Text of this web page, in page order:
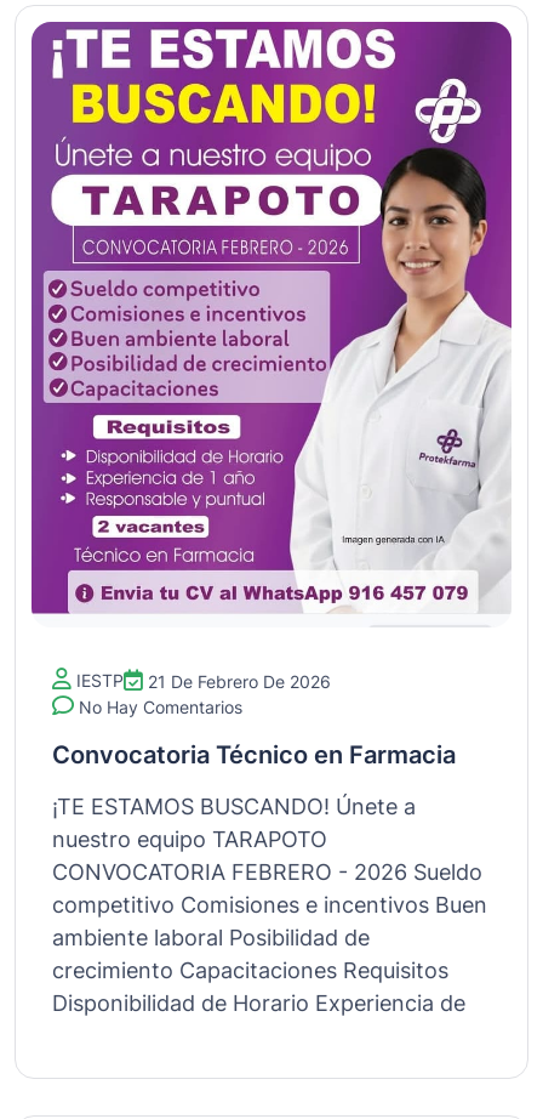
IESTP
21 De Febrero De 2026
No Hay Comentarios
Convocatoria Técnico en Farmacia
¡TE ESTAMOS BUSCANDO! Únete a
nuestro equipo TARAPOTO
CONVOCATORIA FEBRERO - 2026 Sueldo
competitivo Comisiones e incentivos Buen
ambiente laboral Posibilidad de
crecimiento Capacitaciones Requisitos
Disponibilidad de Horario Experiencia de